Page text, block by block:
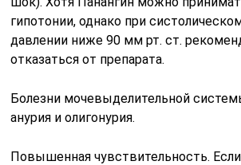
гипотонии, однако при
давлении ниже 90 мм рт. ст.
отказаться от препарата.
Болезни мочевыделительной
анурия и олигонурия.
Повышенная чувствительность.